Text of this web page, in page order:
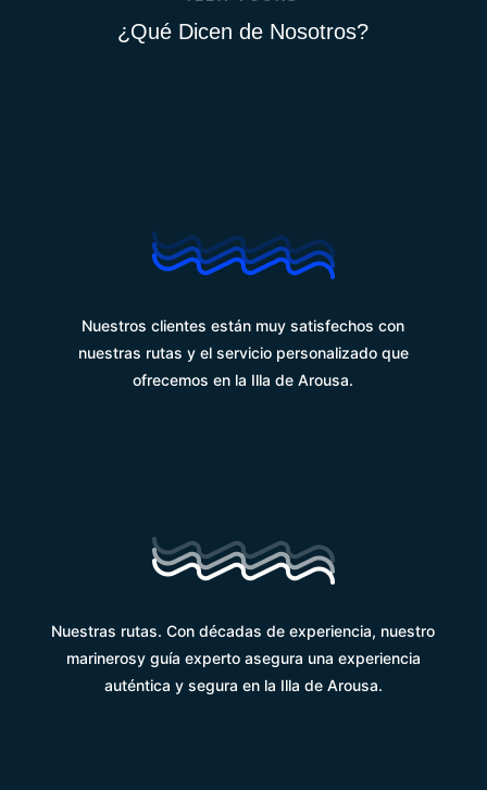
¿Qué Dicen de Nosotros?
Nuestros clientes están muy satisfechos con
nuestras rutas y el servicio personalizado que
ofrecemos en la Illa de Arousa.
Nuestras rutas. Con décadas de experiencia, nuestro
marinerosy guía experto asegura una experiencia
auténtica y segura en la Illa de Arousa.